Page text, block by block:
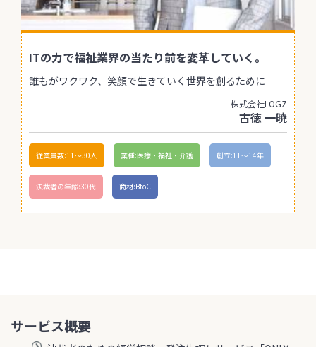
ITの力で福祉業界の当たり前を変革していく。
誰もがワクワク、笑顔で生きていく世界を創るために
株式会社LOGZ
古徳 一暁
従業員数:11〜30人 業種:医療・福祉・介護 創立:11〜14年
決裁者の年齢:30代 商材:BtoC
サービス概要